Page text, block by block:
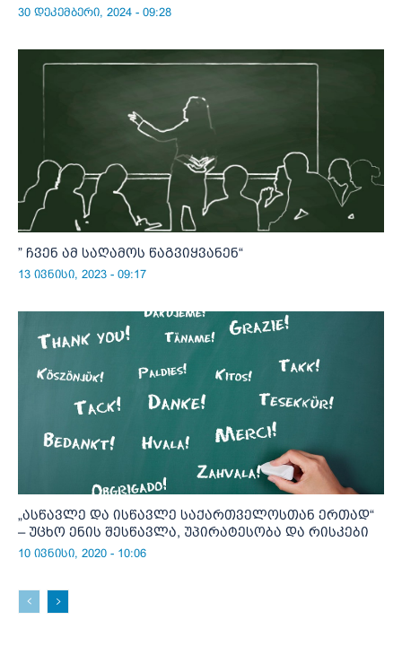
30 დეკემბერი, 2024 - 09:28
” ჩვენ ამ საღამოს წაგვიყვანენ“
13 ივნისი, 2023 - 09:17
„ასწავლე და ისწავლე საქართველოსთან ერთად“
– უცხო ენის შესწავლა, უპირატესობა და რისკები
10 ივნისი, 2020 - 10:06